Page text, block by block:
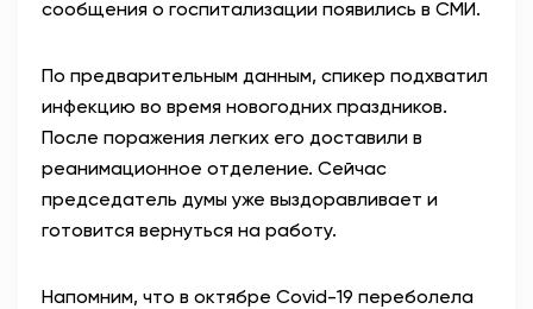
сообщения о госпитализации появились в СМИ.
По предварительным данным, спикер подхватил
инфекцию во время новогодних праздников.
После поражения легких его доставили в
реанимационное отделение. Сейчас
председатель думы уже выздоравливает и
готовится вернуться на работу.
Напомним, что в октябре Covid-19 переболела